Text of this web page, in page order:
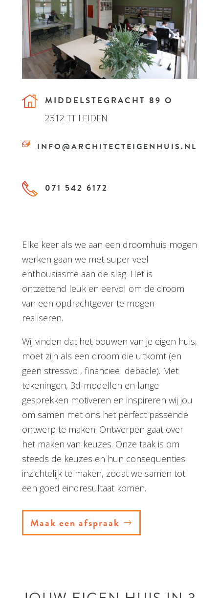
MIDDELSTEGRACHT 89 O
2312 TT LEIDEN
INFO@ARCHITECTEIGENHUIS.NL
071 542 6172
Elke keer als we aan een droomhuis mogen
werken gaan we met super veel
enthousiasme aan de slag. Het is
ontzettend leuk en eervol om de droom
van een opdrachtgever te mogen
realiseren.
Wij vinden dat het bouwen van je eigen huis,
moet zijn als een droom die uitkomt (en
geen stressvol, financieel debacle). Met
tekeningen, 3d-modellen en lange
gesprekken motiveren en inspireren wij jou
om samen met ons het perfect passende
ontwerp te maken. Ontwerpen gaat over
het maken van keuzes. Onze taak is om
steeds de keuzes en hun consequenties
inzichtelijk te maken, zodat we samen tot
een goed eindresultaat komen.
Maak een afspraak